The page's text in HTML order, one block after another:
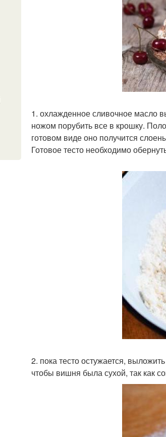
1. охлажденное сливочное масло
ножом порубить все в крошку.
готовом виде оно получится
Готовое тесто необходимо
2. пока тесто остужается,
чтобы вишня была сухой, так как